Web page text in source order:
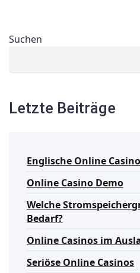
Suchen
Letzte Beiträge
Englische Online
Online Casino Demo
Welche
Bedarf?
Online Casinos im
Seriöse Online Casinos